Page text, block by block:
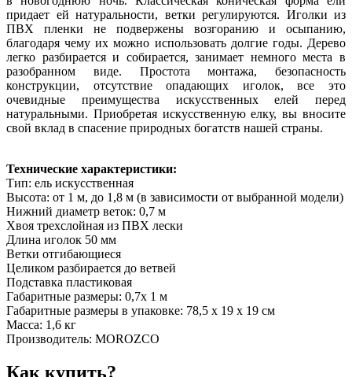
придает ей натуральности, ветки регулируются. Иголки из
ПВХ пленки не подвержены возгоранию и осыпанию,
благодаря чему их можно использовать долгие годы. Дерево
легко разбирается и собирается, занимает немного места в
разобранном виде. Простота монтажа, безопасность
конструкции, отсутствие опадающих иголок, все это
очевидные преимущества искусственных елей перед
натуральными. Приобретая искусственную елку, вы вносите
свой вклад в спасение природных богатств нашей страны.
Технические характеристики:
Тип: ель искусственная
Высота: от 1 м, до 1,8 м (в зависимости от выбранной модели)
Нижний диаметр веток: 0,7 м
Хвоя трехслойная из ПВХ лески
Длина иголок 50 мм
Ветки отгибающиеся
Целиком разбирается до ветвей
Подставка пластиковая
Габаритные размеры: 0,7х 1 м
Габаритные размеры в упаковке: 78,5 х 19 х 19 см
Масса: 1,6 кг
Производитель: MOROZCO
Как купить?